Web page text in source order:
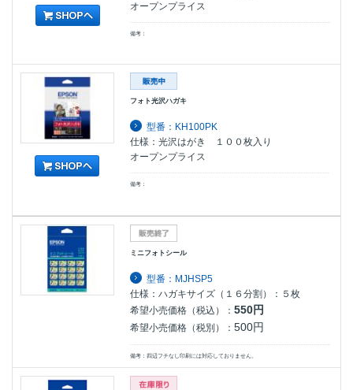
オープンプライス
備考：
フォト光沢ハガキ
型番：KH100PK
仕様：光沢はがき １００枚入り
オープンプライス
備考：
ミニフォトシール
型番：MJHSP5
仕様：ハガキサイズ（１６分割）：５枚
希望小売価格（税込）：550円
希望小売価格（税別）：500円
備考：四辺フチなし印刷には対応しておりません。